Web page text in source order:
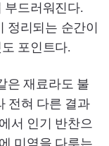
부드러워진다.
정리되는 순간이
포인트다.
은 재료라도 불
전혀 다른 결과
서 인기 반찬으